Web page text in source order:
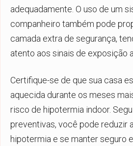
adequadamente. O uso de um
companheiro também pode
camada extra de segurança,
atento aos sinais de exposição
Certifique-se de que sua casa
aquecida durante os meses
risco de hipotermia indoor.
preventivas, você pode reduzir
hipotermia e se manter seguro